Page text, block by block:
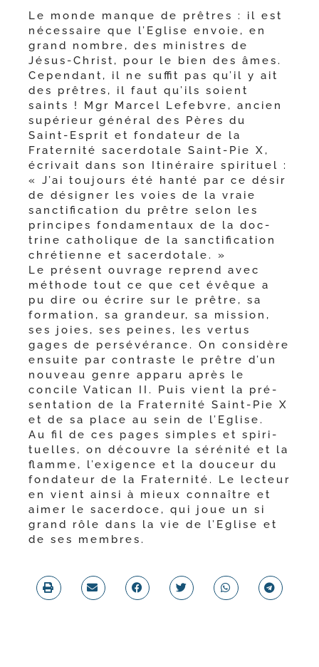
Le monde manque de prêtres : il est
néces­saire que l’Eglise envoie, en
grand nombre, des ministres de
Jésus-​Christ, pour le bien des âmes.
Cependant, il ne suf­fit pas qu’il y ait
des prêtres, il faut qu’ils soient
saints ! Mgr Marcel Lefebvre, ancien
supé­rieur géné­ral des Pères du
Saint-​Esprit et fon­da­teur de la
Fraternité sacer­do­tale Saint-​Pie X,
écri­vait dans son Itinéraire spi­ri­tuel :
« J’ai tou­jours été han­té par ce désir
de dési­gner les voies de la vraie
sanc­ti­fi­ca­tion du prêtre selon les
prin­cipes fon­da­men­taux de la doc­
trine catho­lique de la sanc­ti­fi­ca­tion
chré­tienne et sacerdotale. »
Le pré­sent ouvrage reprend avec
méthode tout ce que cet évêque a
pu dire ou écrire sur le prêtre, sa
for­ma­tion, sa gran­deur, sa mis­sion,
ses joies, ses peines, les ver­tus
gages de per­sé­vé­rance. On consi­dère
ensuite par contraste le prêtre d’un
nou­veau genre appa­ru après le
concile Vatican II. Puis vient la pré­
sen­ta­tion de la Fraternité Saint-​Pie X
et de sa place au sein de l’Eglise.
Au fil de ces pages simples et spi­ri­
tuelles, on découvre la séré­ni­té et la
flamme, l’exi­gence et la dou­ceur du
fon­da­teur de la Fraternité. Le lec­teur
en vient ain­si à mieux connaître et
aimer le sacer­doce, qui joue un si
grand rôle dans la vie de l’Eglise et
de ses membres.